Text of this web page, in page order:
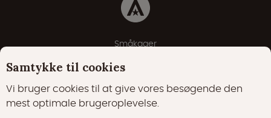
Småkager
Erklæring om beskyttelse af personlige oplysninger
Samtykke til cookies
Vi bruger cookies til at give vores besøgende den
mest optimale brugeroplevelse.